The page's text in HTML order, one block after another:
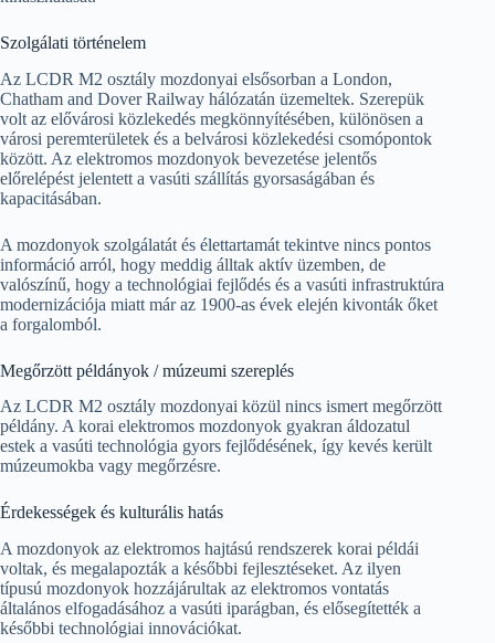
Szolgálati történelem
Az LCDR M2 osztály mozdonyai elsősorban a London,
Chatham and Dover Railway hálózatán üzemeltek. Szerepük
volt az elővárosi közlekedés megkönnyítésében, különösen a
városi peremterületek és a belvárosi közlekedési csomópontok
között. Az elektromos mozdonyok bevezetése jelentős
előrelépést jelentett a vasúti szállítás gyorsaságában és
kapacitásában.
A mozdonyok szolgálatát és élettartamát tekintve nincs pontos
információ arról, hogy meddig álltak aktív üzemben, de
valószínű, hogy a technológiai fejlődés és a vasúti infrastruktúra
modernizációja miatt már az 1900-as évek elején kivonták őket
a forgalomból.
Megőrzött példányok / múzeumi szereplés
Az LCDR M2 osztály mozdonyai közül nincs ismert megőrzött
példány. A korai elektromos mozdonyok gyakran áldozatul
estek a vasúti technológia gyors fejlődésének, így kevés került
múzeumokba vagy megőrzésre.
Érdekességek és kulturális hatás
A mozdonyok az elektromos hajtású rendszerek korai példái
voltak, és megalapozták a későbbi fejlesztéseket. Az ilyen
típusú mozdonyok hozzájárultak az elektromos vontatás
általános elfogadásához a vasúti iparágban, és elősegítették a
későbbi technológiai innovációkat.